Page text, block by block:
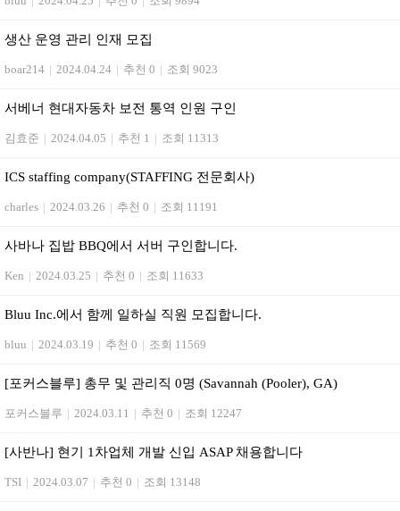
생산 운영 관리 인재 모집
boar214 | 2024.04.24 | 추천 0 | 조회 9023
서베너 현대자동차 보전 통역 인원 구인
김효준 | 2024.04.05 | 추천 1 | 조회 11313
ICS staffing company(STAFFING 전문회사)
charles | 2024.03.26 | 추천 0 | 조회 11191
사바나 집밥 BBQ에서 서버 구인합니다.
Ken | 2024.03.25 | 추천 0 | 조회 11633
Bluu Inc.에서 함께 일하실 직원 모집합니다.
bluu | 2024.03.19 | 추천 0 | 조회 11569
[포커스블루] 총무 및 관리직 0명 (Savannah (Pooler), GA)
포커스블루 | 2024.03.11 | 추천 0 | 조회 12247
[사반나] 현기 1차업체 개발 신입 ASAP 채용합니다
TSI | 2024.03.07 | 추천 0 | 조회 13148